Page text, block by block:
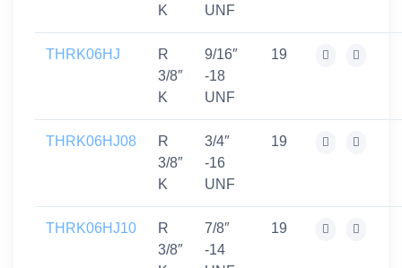
K
UNF
THRK06HJ
R
3/8″
K
9/16″
-18
UNF
19
THRK06HJ08
R
3/8″
K
3/4″
-16
UNF
19
THRK06HJ10
R
3/8″
7/8″
-14
19